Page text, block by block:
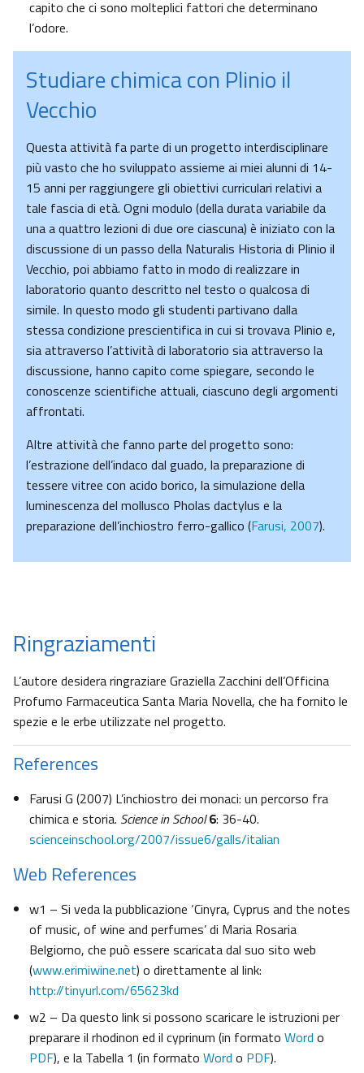
capito che ci sono molteplici fattori che determinano
l’odore.
Studiare chimica con Plinio il
Vecchio
Questa attività fa parte di un progetto interdisciplinare
più vasto che ho sviluppato assieme ai miei alunni di 14-
15 anni per raggiungere gli obiettivi curriculari relativi a
tale fascia di età. Ogni modulo (della durata variabile da
una a quattro lezioni di due ore ciascuna) è iniziato con la
discussione di un passo della Naturalis Historia di Plinio il
Vecchio, poi abbiamo fatto in modo di realizzare in
laboratorio quanto descritto nel testo o qualcosa di
simile. In questo modo gli studenti partivano dalla
stessa condizione prescientifica in cui si trovava Plinio e,
sia attraverso l’attività di laboratorio sia attraverso la
discussione, hanno capito come spiegare, secondo le
conoscenze scientifiche attuali, ciascuno degli argomenti
affrontati.
Altre attività che fanno parte del progetto sono:
l’estrazione dell’indaco dal guado, la preparazione di
tessere vitree con acido borico, la simulazione della
luminescenza del mollusco Pholas dactylus e la
preparazione dell’inchiostro ferro-gallico (Farusi, 2007).
Ringraziamenti
L’autore desidera ringraziare Graziella Zacchini dell’Officina
Profumo Farmaceutica Santa Maria Novella, che ha fornito le
spezie e le erbe utilizzate nel progetto.
References
Farusi G (2007) L’inchiostro dei monaci: un percorso fra
chimica e storia. Science in School 6: 36-40.
scienceinschool.org/2007/issue6/galls/italian
Web References
w1 – Si veda la pubblicazione ‘Cinyra, Cyprus and the notes
of music, of wine and perfumes’ di Maria Rosaria
Belgiorno, che può essere scaricata dal suo sito web
(www.erimiwine.net) o direttamente al link:
http://tinyurl.com/65623kd
w2 – Da questo link si possono scaricare le istruzioni per
preparare il rhodinon ed il cyprinum (in formato Word o
PDF), e la Tabella 1 (in formato Word o PDF).